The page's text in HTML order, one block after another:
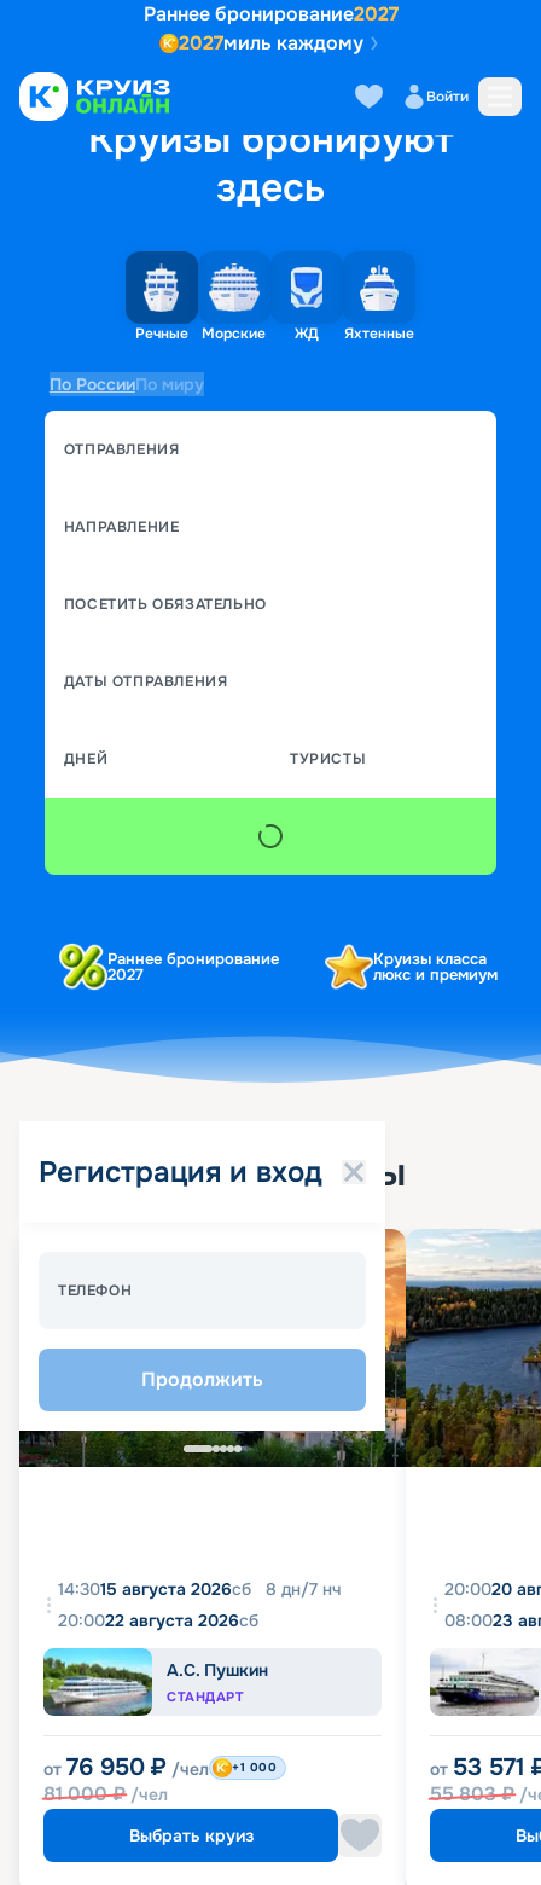
Раннее бронирование2027
2027миль каждому
Войти
Круизы бронируют
здесь
Речные Морские ЖД Яхтенные
По РоссииПо миру
ОТПРАВЛЕНИЯ
НАПРАВЛЕНИЕ
ПОСЕТИТЬ ОБЯЗАТЕЛЬНО
ДАТЫ ОТПРАВЛЕНИЯ
ДНЕЙ ТУРИСТЫ
Раннее бронирование
2027
Круизы класса
люкс и премиум
Регистрация и вход
ТЕЛЕФОН
Продолжить
Популярные круизы
14:3015 августа 2026сб 8 дн/7 нч
20:0022 августа 2026сб
А.С. Пушкин
СТАНДАРТ
от 76 950 ₽ /чел
81 000₽ /чел
+1 000
Выбрать круиз
20:0020
08:0023
от 53 571
55 803₽ /